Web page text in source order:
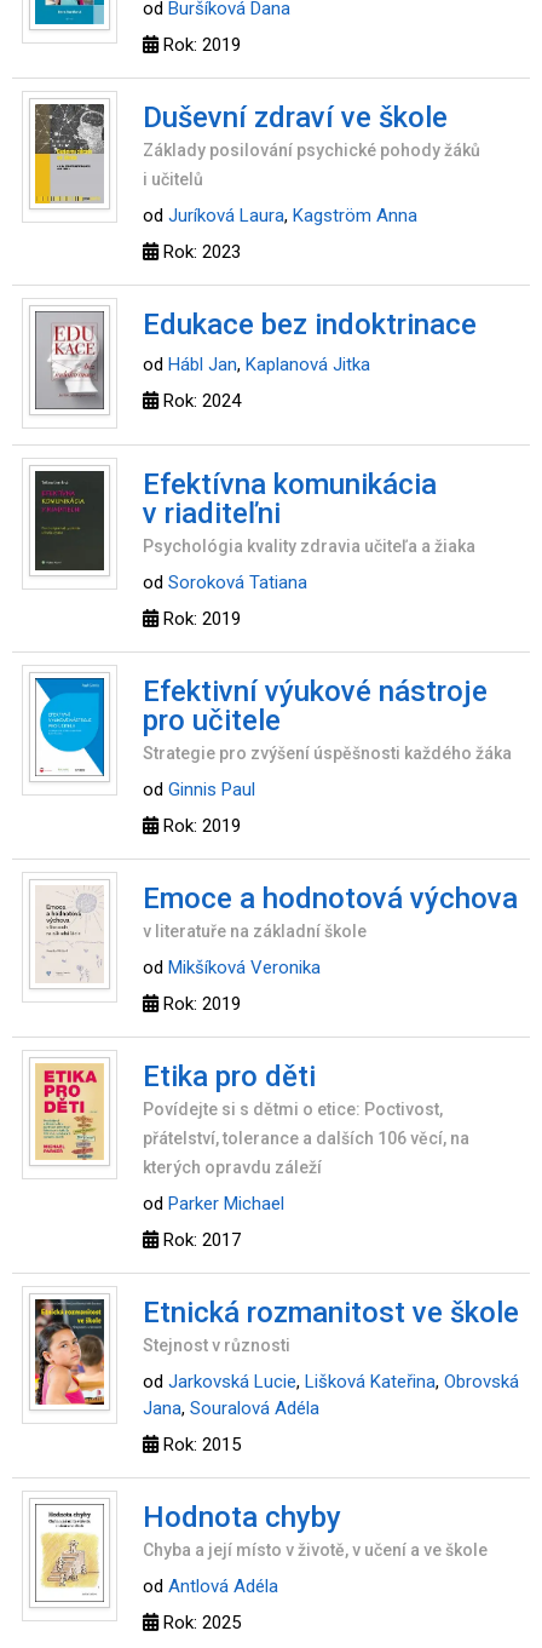
od Buršíková Dana
Rok: 2019
Duševní zdraví ve škole
Základy posilování psychické pohody žáků
i učitelů
od Juríková Laura, Kagström Anna
Rok: 2023
Edukace bez indoktrinace
od Hábl Jan, Kaplanová Jitka
Rok: 2024
Efektívna komunikácia
v riaditeľni
Psychológia kvality zdravia učiteľa a žiaka
od Soroková Tatiana
Rok: 2019
Efektivní výukové nástroje
pro učitele
Strategie pro zvýšení úspěšnosti každého žáka
od Ginnis Paul
Rok: 2019
Emoce a hodnotová výchova
v literatuře na základní škole
od Mikšíková Veronika
Rok: 2019
Etika pro děti
Povídejte si s dětmi o etice: Poctivost,
přátelství, tolerance a dalších 106 věcí, na
kterých opravdu záleží
od Parker Michael
Rok: 2017
Etnická rozmanitost ve škole
Stejnost v různosti
od Jarkovská Lucie, Lišková Kateřina, Obrovská
Jana, Souralová Adéla
Rok: 2015
Hodnota chyby
Chyba a její místo v životě, v učení a ve škole
od Antlová Adéla
Rok: 2025